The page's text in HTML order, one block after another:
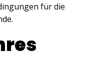
für die